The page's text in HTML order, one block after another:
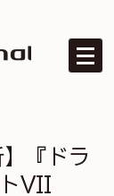
『ドラ
VII